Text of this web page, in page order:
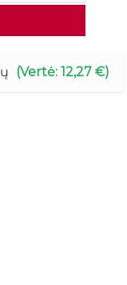
(Vertė: 12,27 €)
–